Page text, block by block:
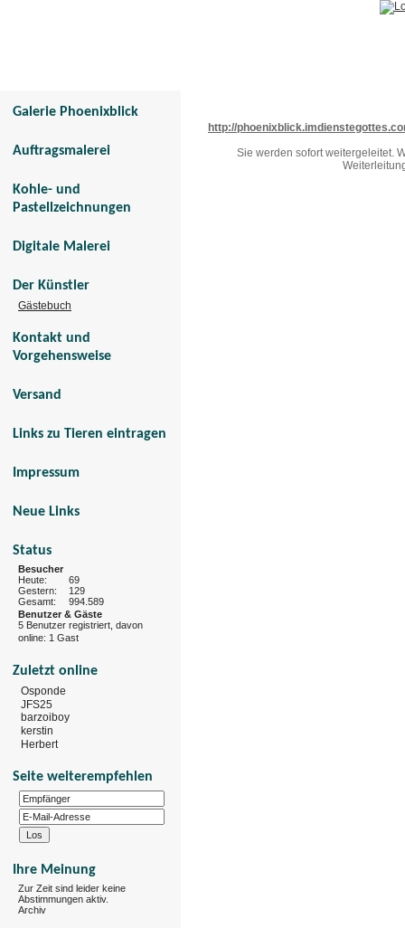
Galerie Phoenixblick
Auftragsmalerei
Kohle- und
Pastellzeichnungen
Digitale Malerei
Der Künstler
Gästebuch
Kontakt und
Vorgehensweise
Versand
Links zu Tieren eintragen
Impressum
Neue Links
Status
Besucher
Heute:
69
Gestern:
129
Gesamt:
994.589
Benutzer & Gäste
5 Benutzer registriert, davon
online: 1 Gast
Zuletzt online
Osponde
JFS25
barzoiboy
kerstin
Herbert
Seite weiterempfehlen
Ihre Meinung
Zur Zeit sind leider keine
Abstimmungen aktiv.
Archiv
http://
Sie werden sofort weitergeleitet.